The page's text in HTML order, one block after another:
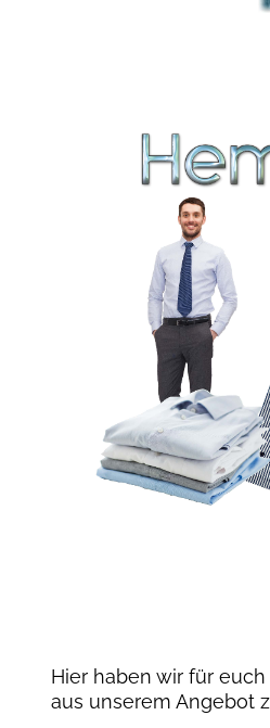
Hier haben wir für
aus unserem Angebot